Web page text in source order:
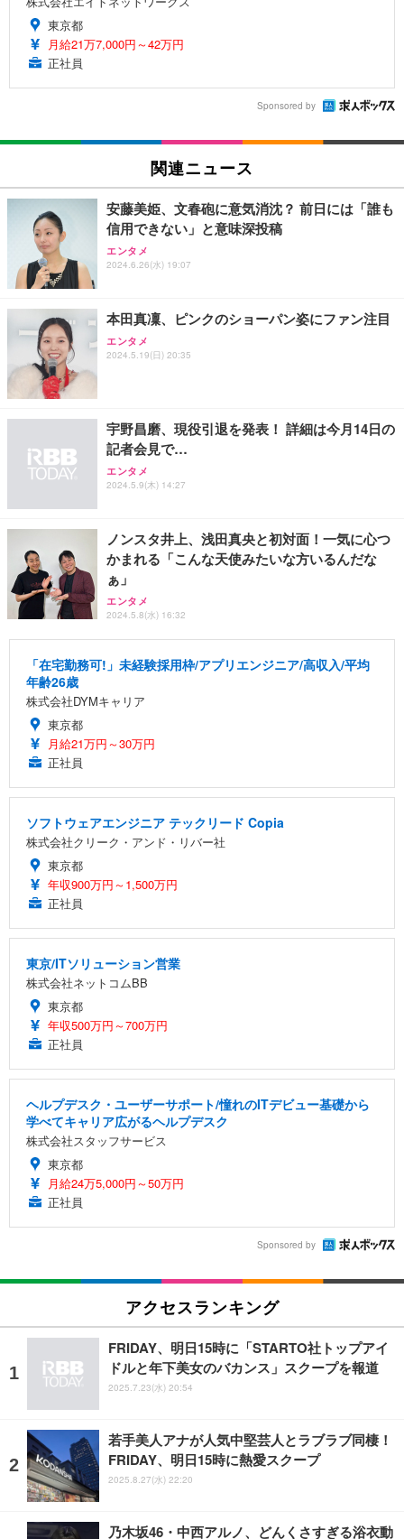
東京都
月給21万7,000円～42万円
正社員
Sponsored by
関連ニュース
安藤美姫、文春砲に意気消沈？ 前日には「誰も
信用できない」と意味深投稿
エンタメ
2024.6.26(水) 19:07
本田真凜、ピンクのショーパン姿にファン注目
エンタメ
2024.5.19(日) 20:35
宇野昌磨、現役引退を発表！ 詳細は今月14日の
記者会見で…
エンタメ
2024.5.9(木) 14:27
ノンスタ井上、浅田真央と初対面！一気に心つ
かまれる「こんな天使みたいな方いるんだな
ぁ」
エンタメ
2024.5.8(水) 16:32
「在宅勤務可!」未経験採用枠/アプリエンジニア/高収入/平均
年齢26歳
株式会社DYMキャリア
東京都
月給21万円～30万円
正社員
ソフトウェアエンジニア テックリード Copia
株式会社クリーク・アンド・リバー社
東京都
年収900万円～1,500万円
正社員
東京/ITソリューション営業
株式会社ネットコムBB
東京都
年収500万円～700万円
正社員
ヘルプデスク・ユーザーサポート/憧れのITデビュー基礎から
学べてキャリア広がるヘルプデスク
株式会社スタッフサービス
東京都
月給24万5,000円～50万円
正社員
Sponsored by
アクセスランキング
FRIDAY、明日15時に「STARTO社トップアイ
ドルと年下美女のバカンス」スクープを報道
2025.7.23(水) 20:54
若手美人アナが人気中堅芸人とラブラブ同棲！
FRIDAY、明日15時に熱愛スクープ
2025.8.27(水) 22:20
乃木坂46・中西アルノ、どんくさすぎる浴衣動